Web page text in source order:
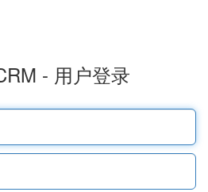
- 用户登录